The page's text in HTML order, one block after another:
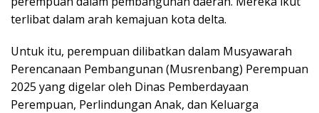
terlibat dalam arah kemajuan kota delta.
Untuk itu, perempuan dilibatkan dalam Musyawarah
Perencanaan Pembangunan (Musrenbang) Perempuan
2025 yang digelar oleh Dinas Pemberdayaan
Perempuan, Perlindungan Anak, dan Keluarga